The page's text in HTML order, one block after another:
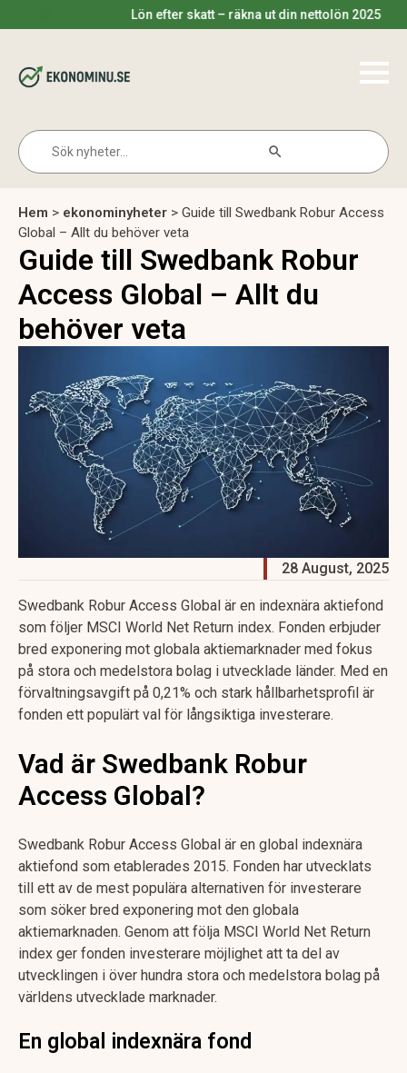
Lön efter skatt – räkna ut din nettolön 2025
for:
Hem > ekonominyheter > Guide till Swedbank Robur Access
Global – Allt du behöver veta
Guide till Swedbank Robur
Access Global – Allt du
behöver veta
28 August, 2025
Swedbank Robur Access Global är en indexnära aktiefond
som följer MSCI World Net Return index. Fonden erbjuder
bred exponering mot globala aktiemarknader med fokus
på stora och medelstora bolag i utvecklade länder. Med en
förvaltningsavgift på 0,21% och stark hållbarhetsprofil är
fonden ett populärt val för långsiktiga investerare.
Vad är Swedbank Robur
Access Global?
Swedbank Robur Access Global är en global indexnära
aktiefond som etablerades 2015. Fonden har utvecklats
till ett av de mest populära alternativen för investerare
som söker bred exponering mot den globala
aktiemarknaden. Genom att följa MSCI World Net Return
index ger fonden investerare möjlighet att ta del av
utvecklingen i över hundra stora och medelstora bolag på
världens utvecklade marknader.
En global indexnära fond